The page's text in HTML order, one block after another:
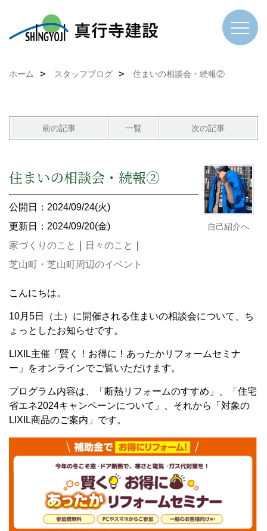
ホーム スタッフブログ 住まいの相談会・続報②
前の記事 一覧 次の記事
自己紹介へ
住まいの相談会・続報②
公開日：2024/09/24(火)
更新日：2024/09/20(金)
家づくりのこと
日々のこと
芝山町・芝山町周辺のイベント
こんにちは。
10月5日（土）に開催される住まいの相談会について、ち
ょっとしたお知らせです。
LIXIL主催「賢く！お得に！あったかリフォームセミナ
ー」をオンラインでご覧いただけます。
プログラム内容は、「断熱リフォームのすすめ」、「住宅
省エネ2024キャンペーンについて」、それから「対象の
LIXIL商品のご案内」です。